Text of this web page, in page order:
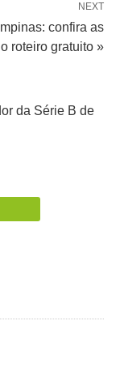
NEXT
confira as
roteiro gratuito »
da Série B de